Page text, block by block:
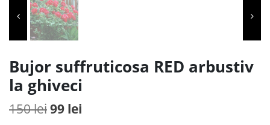
Bujor suffruticosa RED arbustiv
la ghiveci
150leiPrețul
99 lei